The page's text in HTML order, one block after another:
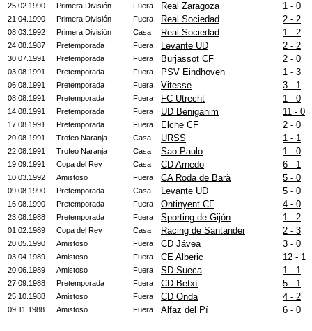
25.02.1990 Primera División Fuera Real Zaragoza 1 - 0
21.04.1990 Primera División Fuera Real Sociedad 2 - 2
08.03.1992 Primera División Casa Real Sociedad 1 - 2
24.08.1987 Pretemporada Fuera Levante UD 2 - 2
30.07.1991 Pretemporada Fuera Burjassot CF 2 - 0
03.08.1991 Pretemporada Fuera PSV Eindhoven 1 - 3
06.08.1991 Pretemporada Fuera Vitesse 3 - 1
08.08.1991 Pretemporada Fuera FC Utrecht 1 - 0
14.08.1991 Pretemporada Fuera UD Beniganim 11 - 0
17.08.1991 Pretemporada Fuera Elche CF 2 - 0
20.08.1991 Trofeo Naranja Casa URSS 1 - 1
22.08.1991 Trofeo Naranja Casa Sao Paulo 1 - 0
19.09.1991 Copa del Rey Casa CD Arnedo 6 - 1
10.03.1992 Amistoso Fuera CA Roda de Barà 5 - 0
09.08.1990 Pretemporada Casa Levante UD 5 - 0
16.08.1990 Pretemporada Fuera Ontinyent CF 4 - 0
23.08.1988 Pretemporada Fuera Sporting de Gijón 1 - 2
01.02.1989 Copa del Rey Casa Racing de Santander 2 - 3
20.05.1990 Amistoso Fuera CD Jávea 3 - 0
03.04.1989 Amistoso Fuera CE Alberic 12 - 1
20.06.1989 Amistoso Fuera SD Sueca 1 - 1
27.09.1988 Pretemporada Fuera CD Betxí 5 - 1
25.10.1988 Amistoso Fuera CD Onda 4 - 2
09.11.1988 Amistoso Fuera Alfaz del Pí 6 - 0